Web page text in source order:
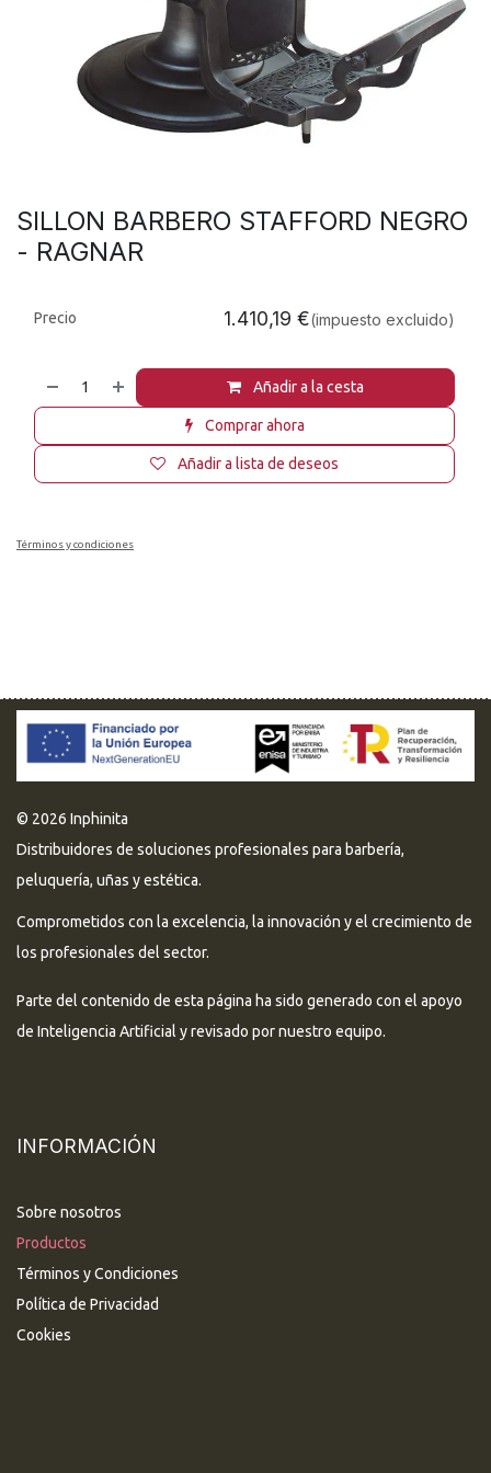
SILLON BARBERO STAFFORD NEGRO
- RAGNAR
Añadir a la cesta
Comprar ahora
Añadir a lista de deseos
Precio 1.410,19 €(impuesto excluido)
Términos y condiciones
© 2026 Inphinita
Distribuidores de soluciones profesionales para barbería,
peluquería, uñas y estética.
Comprometidos con la excelencia, la innovación y el crecimiento de
los profesionales del sector.
Parte del contenido de esta página ha sido generado con el apoyo
de Inteligencia Artificial y revisado por nuestro equipo.
INFORMACIÓN
Sobre nosotros
Productos
Términos y Condiciones
Política de Privacidad
Cookies